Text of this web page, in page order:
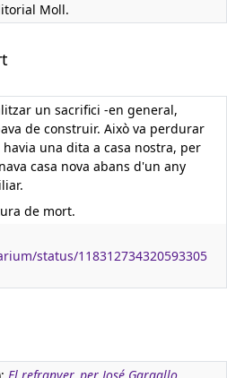
Moll.
un sacrifici -en general,
de construir. Això va perdurar
una dita a casa nostra, per
casa nova abans d'un any
de mort.
status/118312734320593305